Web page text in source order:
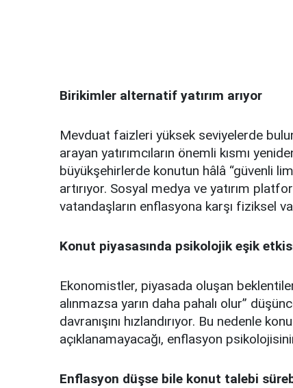
Birikimler alternatif yatırım arıyor
Mevduat faizleri yüksek seviyelerde
arayan yatırımcıların önemli kısmı
büyükşehirlerde konutun hâlâ “güvenli
artırıyor. Sosyal medya ve yatırım
vatandaşların enflasyona karşı fiziksel
Konut piyasasında psikolojik eşik
Ekonomistler, piyasada oluşan
alınmazsa yarın daha pahalı olur”
davranışını hızlandırıyor. Bu nedenle
açıklanamayacağı, enflasyon
Enflasyon düşse bile konut talebi